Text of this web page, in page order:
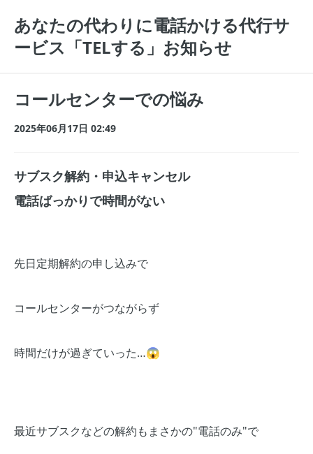
あなたの代わりに電話かける代行サ
ービス「TELする」お知らせ
コールセンターでの悩み
2025年06月17日 02:49
サブスク解約・申込キャンセル
電話ばっかりで時間がない
先日定期解約の申し込みで
コールセンターがつながらず
時間だけが過ぎていった…😱
最近サブスクなどの解約もまさかの"電話のみ"で